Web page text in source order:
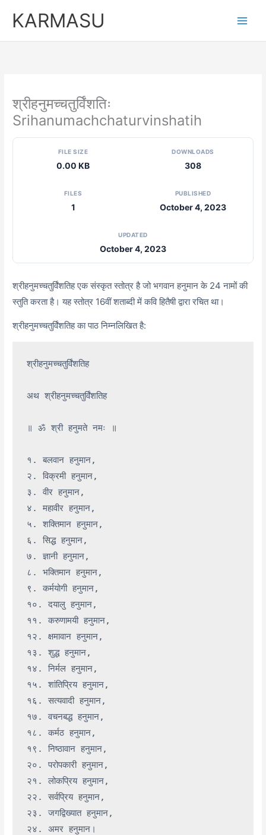
KARMASU
श्रीहनुमच्चतुर्विंशतिः
Srihanumachchaturvinshatih
FILE SIZE
0.00 KB
DOWNLOADS
308
FILES
1
PUBLISHED
October 4, 2023
UPDATED
October 4, 2023
श्रीहनुमच्चतुर्विंशतिह एक संस्कृत स्तोत्र है जो भगवान हनुमान के 24 नामों की
स्तुति करता है। यह स्तोत्र 16वीं शताब्दी में कवि हितैषी द्वारा रचित था।
श्रीहनुमच्चतुर्विंशतिह का पाठ निम्नलिखित है:
श्रीहनुमच्चतुर्विंशतिह
अथ श्रीहनुमच्चतुर्विंशतिह
॥ ॐ श्री हनुमते नमः ॥
१. बलवान हनुमान,
२. विक्रमी हनुमान,
३. वीर हनुमान,
४. महावीर हनुमान,
५. शक्तिमान हनुमान,
६. सिद्ध हनुमान,
७. ज्ञानी हनुमान,
८. भक्तिमान हनुमान,
९. कर्मयोगी हनुमान,
१०. दयालु हनुमान,
११. करुणामयी हनुमान,
१२. क्षमावान हनुमान,
१३. शुद्ध हनुमान,
१४. निर्मल हनुमान,
१५. शांतिप्रिय हनुमान,
१६. सत्यवादी हनुमान,
१७. वचनबद्ध हनुमान,
१८. कर्मठ हनुमान,
१९. निष्ठावान हनुमान,
२०. परोपकारी हनुमान,
२१. लोकप्रिय हनुमान,
२२. सर्वप्रिय हनुमान,
२३. जगद्विख्यात हनुमान,
२४. अमर हनुमान।